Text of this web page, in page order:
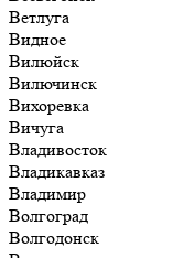
Ветлуга
Видное
Вилюйск
Вилючинск
Вихоревка
Вичуга
Владивосток
Владикавказ
Владимир
Волгоград
Волгодонск